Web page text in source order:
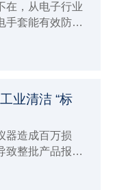
在，从电子行业
手套能有效防
业清洁 “标
器造成百万损
致整批产品报
通的无尘纸。